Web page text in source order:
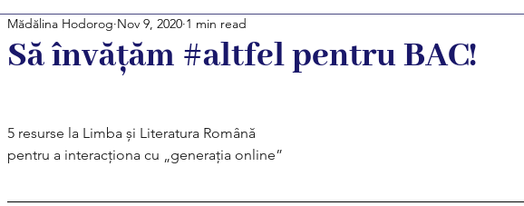
Să învățăm #altfel pentru BAC!
Mădălina Hodorog Nov 9, 2020 1 min read
5 resurse la Limba și Literatura Română
pentru a interacționa cu „generația online”